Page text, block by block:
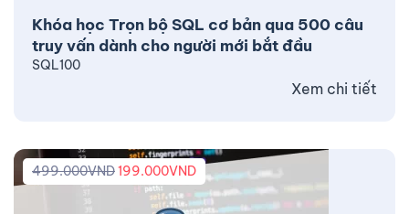
Khóa học Trọn bộ SQL cơ bản qua 500 câu
truy vấn dành cho người mới bắt đầu
SQL100
Xem chi tiết
499.000VND199.000VND